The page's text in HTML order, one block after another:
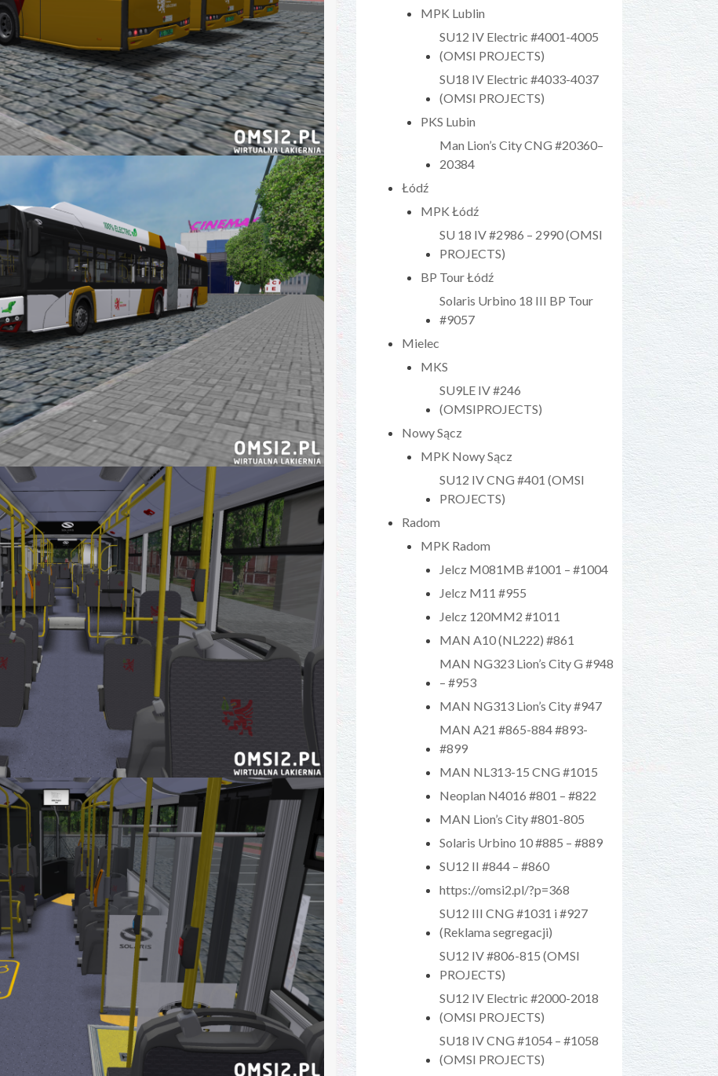
MPK Lublin
SU12 IV Electric #4001-4005
(OMSI PROJECTS)
SU18 IV Electric #4033-4037
(OMSI PROJECTS)
PKS Lubin
Man Lion’s City CNG #20360–
20384
Łódź
MPK Łódź
SU 18 IV #2986 – 2990 (OMSI
PROJECTS)
BP Tour Łódź
Solaris Urbino 18 III BP Tour
#9057
Mielec
MKS
SU9LE IV #246
(OMSIPROJECTS)
Nowy Sącz
MPK Nowy Sącz
SU12 IV CNG #401 (OMSI
PROJECTS)
Radom
MPK Radom
Jelcz M081MB #1001 – #1004
Jelcz M11 #955
Jelcz 120MM2 #1011
MAN A10 (NL222) #861
MAN NG323 Lion’s City G #948
– #953
MAN NG313 Lion’s City #947
MAN A21 #865-884 #893-
#899
MAN NL313-15 CNG #1015
Neoplan N4016 #801 – #822
MAN Lion’s City #801-805
Solaris Urbino 10 #885 – #889
SU12 II #844 – #860
https://omsi2.pl/?p=368
SU12 III CNG #1031 i #927
(Reklama segregacji)
SU12 IV #806-815 (OMSI
PROJECTS)
SU12 IV Electric #2000-2018
(OMSI PROJECTS)
SU18 IV CNG #1054 – #1058
(OMSI PROJECTS)